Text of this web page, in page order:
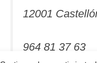
12001
964 81 37 63